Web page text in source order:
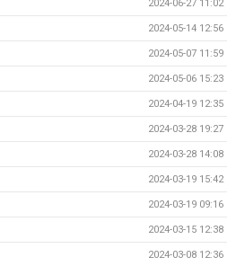
2024-06-27 11:02
2024-05-14 12:56
2024-05-07 11:59
2024-05-06 15:23
2024-04-19 12:35
2024-03-28 19:27
2024-03-28 14:08
2024-03-19 15:42
2024-03-19 09:16
2024-03-15 12:38
2024-03-08 12:36